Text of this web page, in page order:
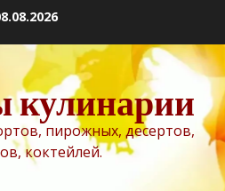
пирожных, десертов,
коктейлей.